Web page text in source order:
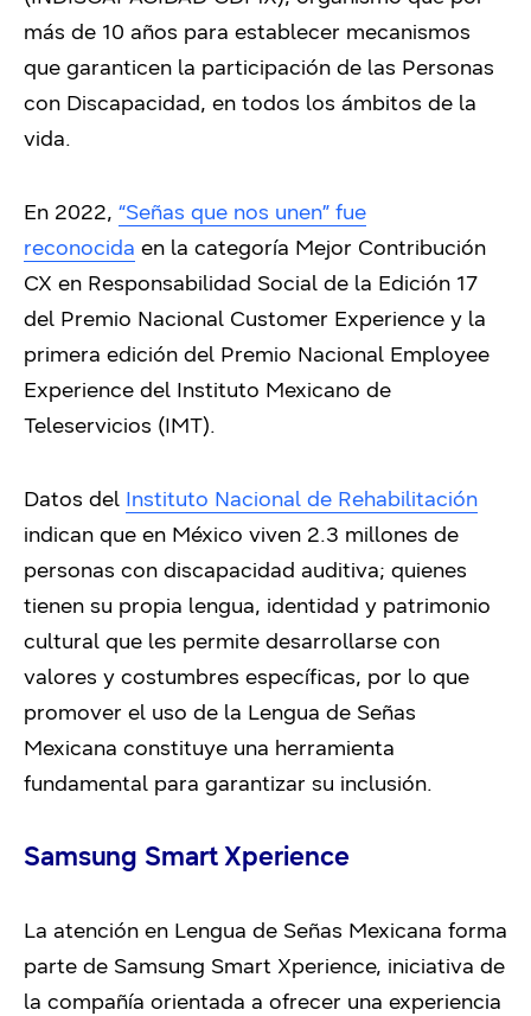
más de 10 años para establecer mecanismos
que garanticen la participación de las Personas
con Discapacidad, en todos los ámbitos de la
vida.
En 2022, “Señas que nos unen” fue
reconocida en la categoría Mejor Contribución
CX en Responsabilidad Social de la Edición 17
del Premio Nacional Customer Experience y la
primera edición del Premio Nacional Employee
Experience del Instituto Mexicano de
Teleservicios (IMT).
Datos del Instituto Nacional de Rehabilitación
indican que en México viven 2.3 millones de
personas con discapacidad auditiva; quienes
tienen su propia lengua, identidad y patrimonio
cultural que les permite desarrollarse con
valores y costumbres específicas, por lo que
promover el uso de la Lengua de Señas
Mexicana constituye una herramienta
fundamental para garantizar su inclusión.
Samsung Smart Xperience
La atención en Lengua de Señas Mexicana forma
parte de Samsung Smart Xperience, iniciativa de
la compañía orientada a ofrecer una experiencia